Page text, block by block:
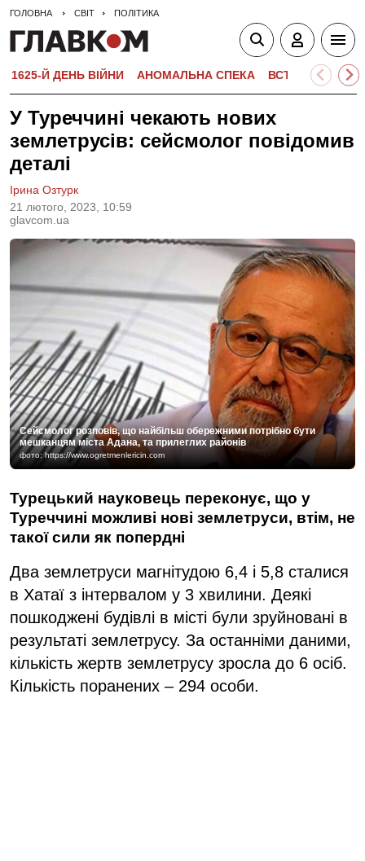
ГОЛОВНА СВІТ ПОЛІТИКА
1625-Й ДЕНЬ ВІЙНИ АНОМАЛЬНА СПЕКА ВСТУПНА
У Туреччині чекають нових
землетрусів: сейсмолог повідомив
деталі
21 лютого, 2023, 10:59
glavcom.ua
Ірина Озтурк
Сейсмолог розповів, що найбільш обережними потрібно бути
мешканцям міста Адана, та прилеглих районів
фото: https://www.ogretmenlericin.com
Турецький науковець переконує, що у
Туреччині можливі нові землетруси, втім, не
такої сили як попердні
Два землетруси магнітудою 6,4 і 5,8 сталися
в Хатаї з інтервалом у 3 хвилини. Деякі
пошкоджені будівлі в місті були зруйновані в
результаті землетрусу. За останніми даними,
кількість жертв землетрусу зросла до 6 осіб.
Кількість поранених – 294 особи.